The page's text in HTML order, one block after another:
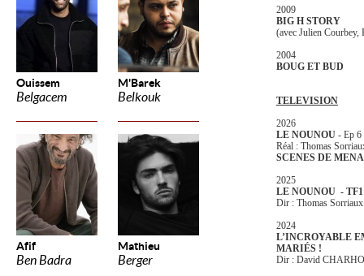
Ouissem
Belgacem
M'Barek
Belkouk
Afif
Ben Badra
Mathieu
Berger
2009
BIG H STORY
(avec Julien Courbey,
2004
BOUG ET BUD
TELEVISION
2026
LE NOUNOU - Ep 6
Réal : Thomas
SCENES DE
2025
LE NOUNOU - TF1
Dir : Thomas Sorriaux
2024
L’INCROYABLE
MARIÉS !
Dir : David